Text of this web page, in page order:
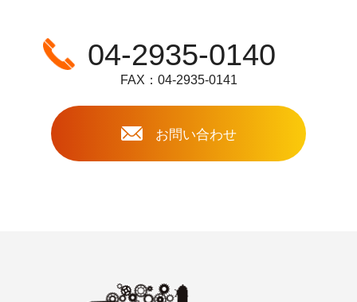
04-2935-0140
FAX：04-2935-0141
お問い合わせ